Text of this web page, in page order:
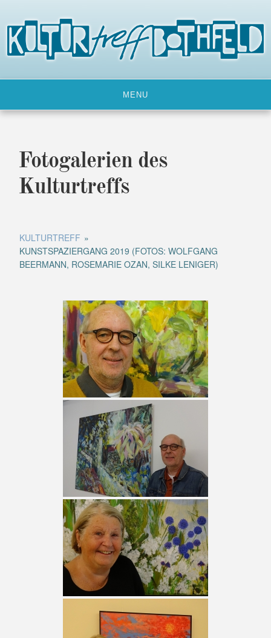
content
MENU
Fotogalerien des
Kulturtreffs
KULTURTREFF »
KUNSTSPAZIERGANG 2019 (FOTOS: WOLFGANG
BEERMANN, ROSEMARIE OZAN, SILKE LENIGER)